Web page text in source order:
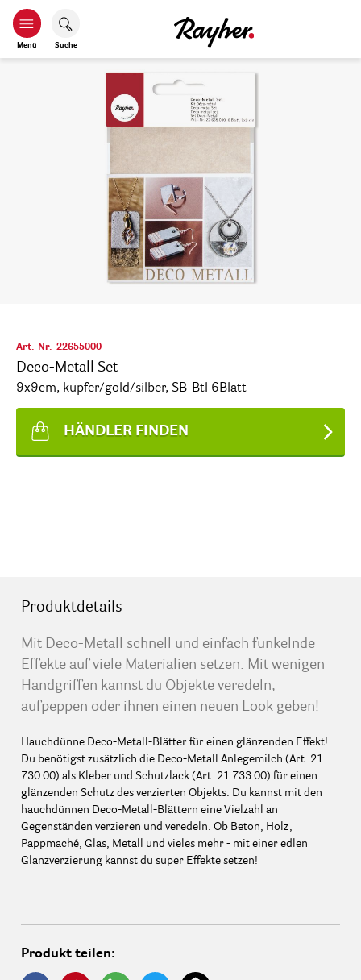
Menü Suche
Art.-Nr. 22655000
Deco-Metall Set
9x9cm, kupfer/gold/silber, SB-Btl 6Blatt
HÄNDLER FINDEN
Produktdetails
Mit Deco-Metall schnell und einfach funkelnde
Effekte auf viele Materialien setzen. Mit wenigen
Handgriffen kannst du Objekte veredeln,
aufpeppen oder ihnen einen neuen Look geben!
Hauchdünne Deco-Metall-Blätter für einen glänzenden Effekt!
Du benötigst zusätzlich die Deco-Metall Anlegemilch (Art. 21
730 00) als Kleber und Schutzlack (Art. 21 733 00) für einen
glänzenden Schutz des verzierten Objekts. Du kannst mit den
hauchdünnen Deco-Metall-Blättern eine Vielzahl an
Gegenständen verzieren und veredeln. Ob Beton, Holz,
Pappmaché, Glas, Metall und vieles mehr - mit einer edlen
Glanzverzierung kannst du super Effekte setzen!
Produkt teilen: